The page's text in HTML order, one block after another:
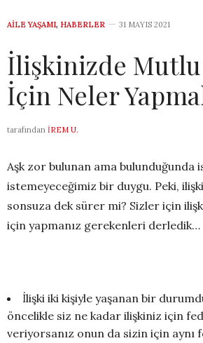
AILE YAŞAMI, HABERLER 31 MAYIS 2021
İlişkinizde
İçin Neler
tarafından İREM U.
Aşk zor bulunan ama bulunduğunda
istemeyeceğimiz bir duygu. Peki,
sonsuza dek sürer mi? Sizler için
için yapmanız gerekenleri derledik…
İlişki iki kişiyle yaşanan bir
öncelikle siz ne kadar ilişkiniz için
veriyorsanız onun da sizin için aynı